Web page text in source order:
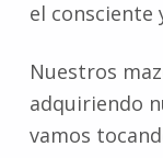
el consciente
Nuestros
adquiriendo
vamos